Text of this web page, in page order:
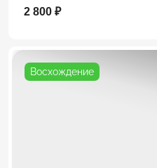
2 800 ₽
Восхождение